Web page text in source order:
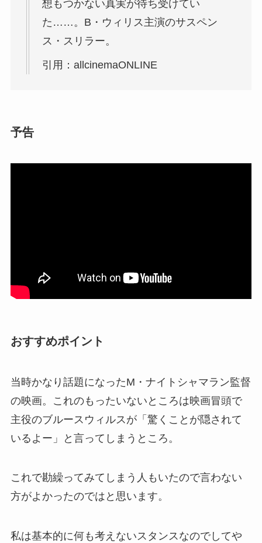
想もつかない真実が待ち受けてい
た……。B・ウィリス主演のサスペン
ス・スリラー。
引用：allcinemaONLINE
予告
おすすめポイント
当時かなり話題になったM・ナイトシャマラン監督
の映画。これのもったいないところは映画冒頭で
主役のブルースウィルスが「驚くことが隠されて
いるよー」と言ってしまうところ。
これで勘繰ってみてしまう人もいたので言わない
方がよかったのではと思います。
私は基本的に何も考えないスタンスなのでしてや